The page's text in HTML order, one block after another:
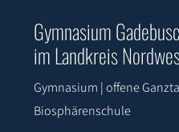
Gymnasium
im Landkreis
Biosphärenschule